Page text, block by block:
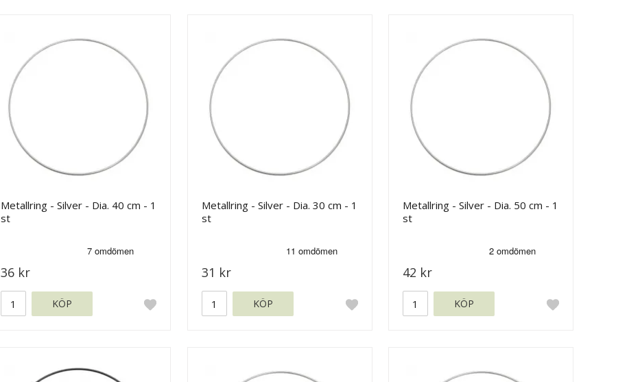
Metallring - Silver - Dia. 40 cm - 1
st
36 kr
KÖP
Metallring - Silver - Dia. 30 cm - 1
st
31 kr
KÖP
Metallring - Silver - Dia. 50 cm - 1
st
42 kr
KÖP